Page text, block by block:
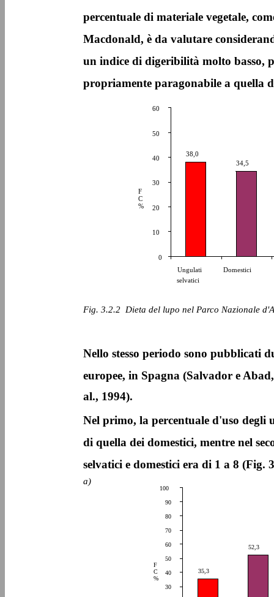
percentuale di materiale vegetale,
Macdonald, è da valutare
un indice di digeribilità molto basso,
propriamente paragonabile a quella
Fig. 3.2.2 ­ Dieta del lupo nel Parco Nazionale
Nello stesso periodo sono pubblicati
europee, in Spagna (Salvador e
al., 1994).
Nel primo, la percentuale d'uso degli
di quella dei domestici, mentre nel
selvatici e domestici era di 1 a 8 (Fig.
a)
38,0
34,5
0
10
20
30
40
50
60
Ungulati
selvatici
Domestici
F
C
%
35,3
52,3
30
40
50
60
70
80
90
100
F
C
%